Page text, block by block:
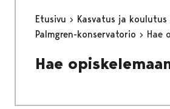
Etusivu
Kasvatus ja koulutus
Palmgren-konservatorio
Hae
Hae